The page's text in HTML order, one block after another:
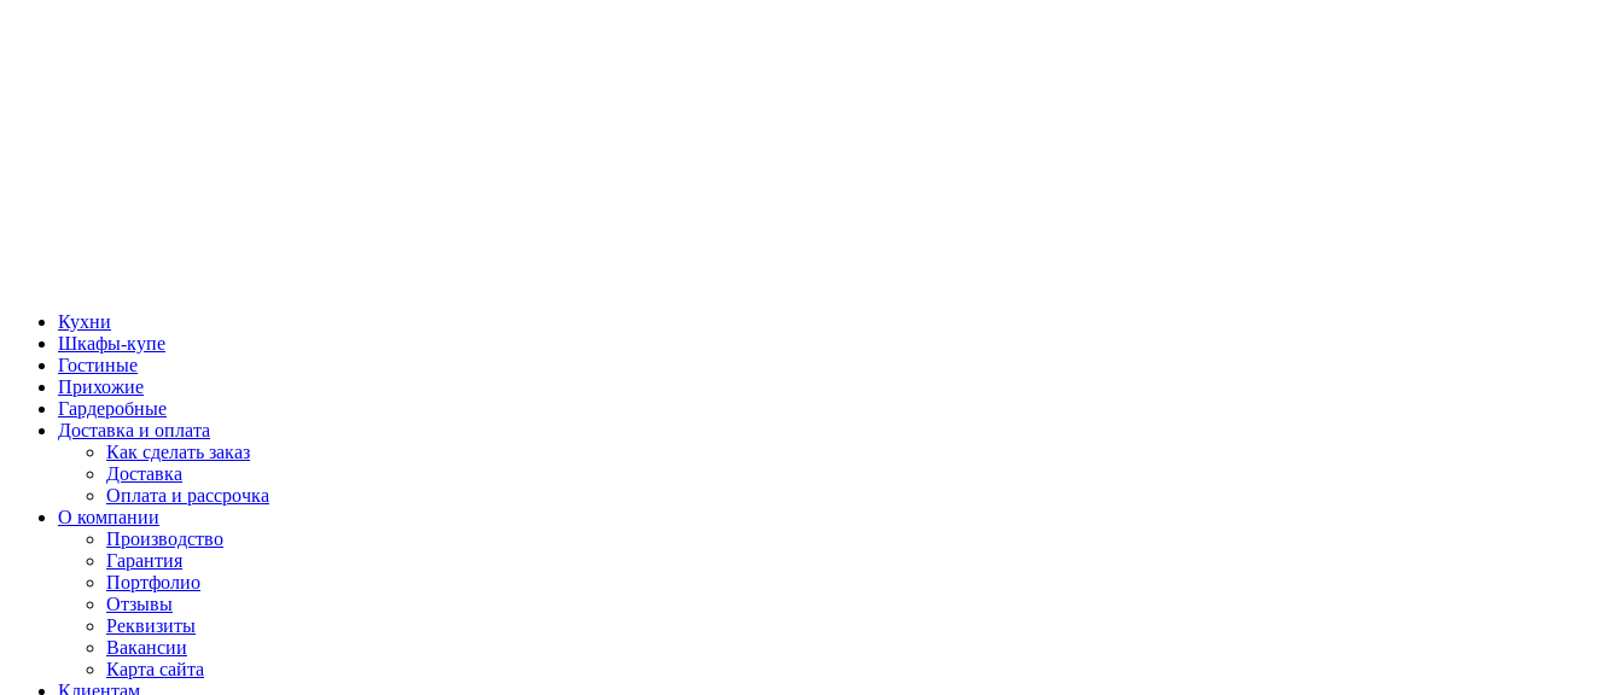
Кухни
Шкафы-купе
Гостиные
Прихожие
Гардеробные
Доставка и оплата
Как сделать заказ
Доставка
Оплата и рассрочка
О компании
Производство
Гарантия
Портфолио
Отзывы
Реквизиты
Вакансии
Карта сайта
Клиентам